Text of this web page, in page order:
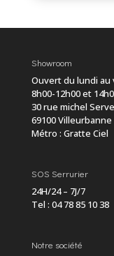
Showroom
Ouvert du lundi au
8h00-12h00 et
30 rue michel
69100 Villeurbanne
Métro : Gratte Ciel
SOS Serrurier
24H/24 – 7J/7
Tel : 04 78 85 10 38
Notre société